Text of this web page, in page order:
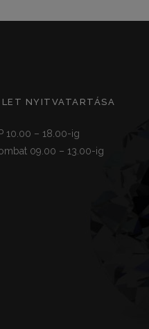
NYITVATARTÁSA
10.00 – 18.00-ig
09.00 – 13.00-ig